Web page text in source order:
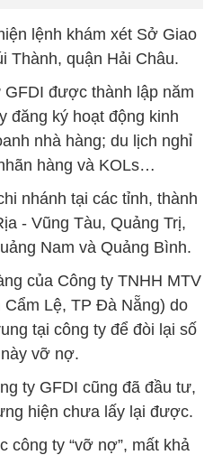
lệnh khám xét Sở Giao
Thành, quận Hải Châu.
được thành lập năm
đăng ký hoạt động kinh
nhà hàng; du lịch nghỉ
hàng và KOLs…
nhánh tại các tỉnh, thành
- Vũng Tàu, Quảng Trị,
Nam và Quảng Bình.
của Công ty TNHH MTV
Lệ, TP Đà Nẵng) do
tại công ty để đòi lại số
vỡ nợ.
ty GFDI cũng đã đầu tư,
hiện chưa lấy lại được.
công ty “vỡ nợ”, mất khả